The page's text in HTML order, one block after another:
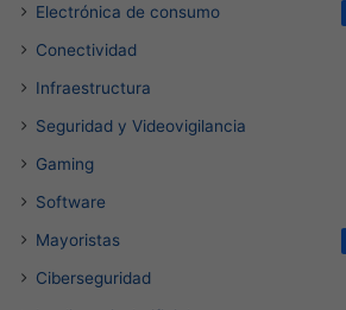
Electrónica de consumo
Conectividad
Infraestructura
Seguridad y Videovigilancia
Gaming
Software
Mayoristas
Ciberseguridad